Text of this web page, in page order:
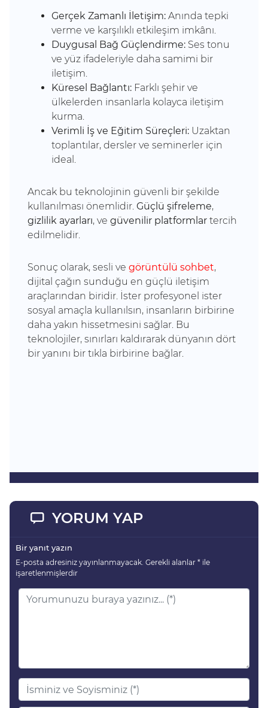
Gerçek Zamanlı İletişim: Anında tepki
verme ve karşılıklı etkileşim imkânı.
Duygusal Bağ Güçlendirme: Ses tonu
ve yüz ifadeleriyle daha samimi bir
iletişim.
Küresel Bağlantı: Farklı şehir ve
ülkelerden insanlarla kolayca iletişim
kurma.
Verimli İş ve Eğitim Süreçleri: Uzaktan
toplantılar, dersler ve seminerler için
ideal.
Ancak bu teknolojinin güvenli bir şekilde
kullanılması önemlidir. Güçlü şifreleme,
gizlilik ayarları, ve güvenilir platformlar tercih
edilmelidir.
Sonuç olarak, sesli ve görüntülü sohbet,
dijital çağın sunduğu en güçlü iletişim
araçlarından biridir. İster profesyonel ister
sosyal amaçla kullanılsın, insanların birbirine
daha yakın hissetmesini sağlar. Bu
teknolojiler, sınırları kaldırarak dünyanın dört
bir yanını bir tıkla birbirine bağlar.
YORUM YAP
Bir yanıt yazın
E-posta adresiniz yayınlanmayacak. Gerekli alanlar * ile
işaretlenmişlerdir